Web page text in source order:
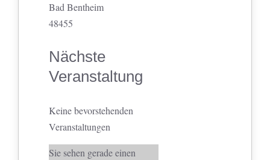
Bad Bentheim
48455
Nächste
Veranstaltung
Keine bevorstehenden
Veranstaltungen
Sie sehen gerade einen